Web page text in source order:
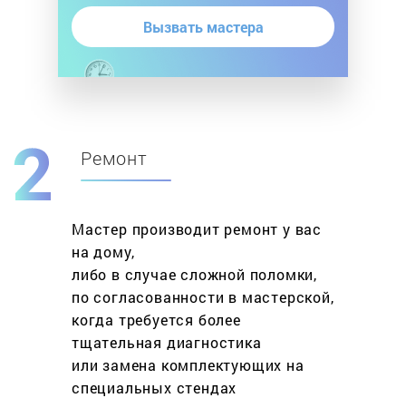
Вызвать мастера
Ремонт
Мастер производит ремонт у вас
на дому,
либо в случае сложной поломки,
по согласованности в мастерской,
когда требуется более
тщательная диагностика
или замена комплектующих на
специальных стендах